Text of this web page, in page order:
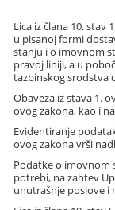
Lica iz člana 10. stav
u pisanoj formi
stanju i o imovnom
pravoj liniji, a u
tazbinskog srodstva
Obaveza iz stava 1.
ovog zakona, kao i
Evidentiranje
ovog zakona vrši
Podatke o imovnom
potrebi, na zahtev
unutrašnje poslove i